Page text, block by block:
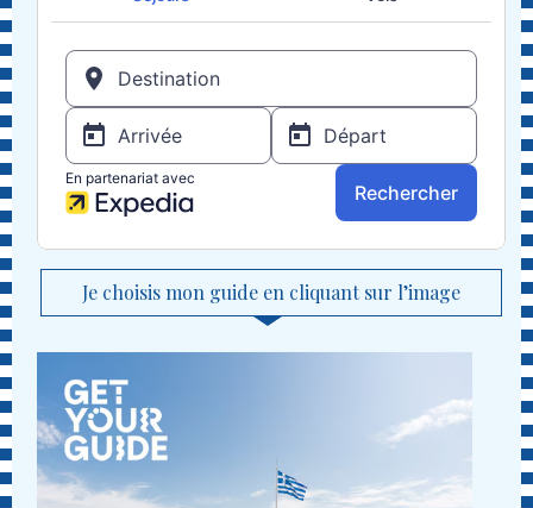
Je choisis mon guide en cliquant sur l’image